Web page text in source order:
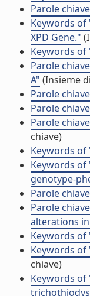
Parole
Keywords
XPD Gene."
Keywords
Parole
A" (Insieme
Parole
Parole
Parole
chiave)
Keywords of
Keywords
genotype-
Parole
Parole
alterations
Keywords of
Keywords of
chiave)
Keywords